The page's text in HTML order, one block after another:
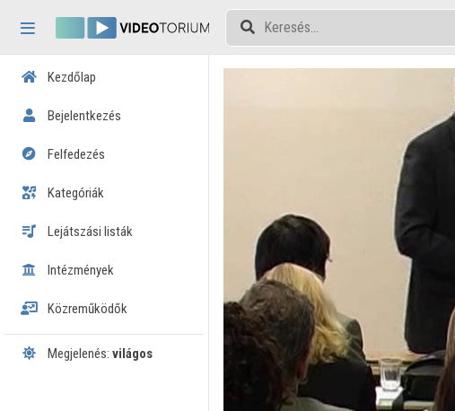
Tartalom kihagyása
Kezdőlap
Bejelentkezés
Felfedezés
Kategóriák
Lejátszási listák
Intézmények
Közreműködők
Megjelenés: világos